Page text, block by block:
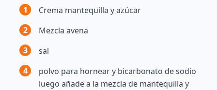
1
Crema mantequilla y azúcar
2
Mezcla avena
3
sal
4
polvo para hornear y bicarbonato de sodio
luego añade a la mezcla de mantequilla y